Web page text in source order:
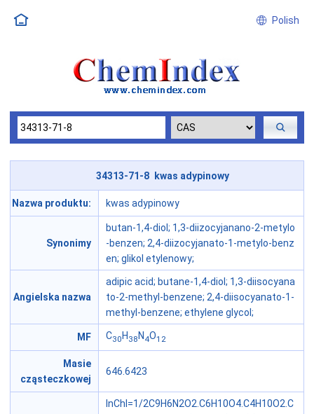
Polish
34313-71-8 kwas adypinowy
Nazwa produktu: kwas adypinowy
Synonimy
butan-1,4-diol; 1,3-diizocyjanano-2-metylo
-benzen; 2,4-diizocyjanato-1-metylo-benz
en; glikol etylenowy;
Angielska nazwa
adipic acid; butane-1,4-diol; 1,3-diisocyana
to-2-methyl-benzene; 2,4-diisocyanato-1-
methyl-benzene; ethylene glycol;
MF C30 H 38 N 4O12
Masie
cząsteczkowej
646.6423
InChI=1/2C9H6N2O2.C6H10O4.C4H10O2.C